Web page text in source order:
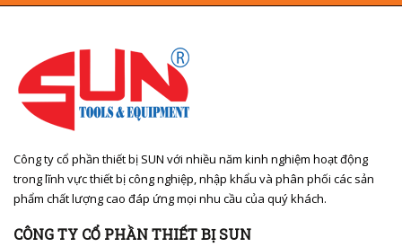
Công ty cổ phần thiết bị SUN với nhiều năm kinh nghiệm hoạt động
trong lĩnh vực thiết bị công nghiệp, nhập khẩu và phân phối các sản
phẩm chất lượng cao đáp ứng mọi nhu cầu của quý khách.
CÔNG TY CỔ PHẦN THIẾT BỊ SUN